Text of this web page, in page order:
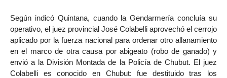
Según indicó Quintana, cuando la Gendarmería concluía su
operativo, el juez provincial José Colabelli aprovechó el cerrojo
aplicado por la fuerza nacional para ordenar otro allanamiento
en el marco de otra causa por abigeato (robo de ganado) y
envió a la División Montada de la Policía de Chubut. El juez
Colabelli es conocido en Chubut: fue destituido tras los